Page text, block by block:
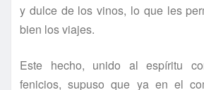
y dulce de los vinos, lo que les
bien los viajes.
Este hecho, unido al espíritu
fenicios, supuso que ya en el